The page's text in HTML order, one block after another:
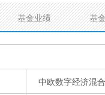
基金业绩 基
中欧数字经济混